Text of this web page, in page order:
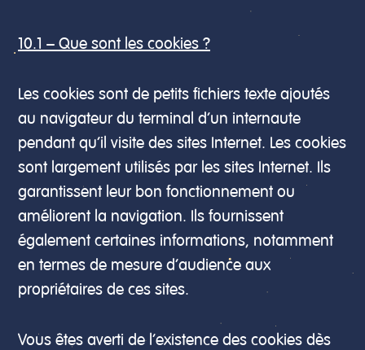
10.1 – Que sont les cookies ?
Les cookies sont de petits fichiers texte ajoutés
au navigateur du terminal d’un internaute
pendant qu’il visite des sites Internet. Les cookies
sont largement utilisés par les sites Internet. Ils
garantissent leur bon fonctionnement ou
améliorent la navigation. Ils fournissent
également certaines informations, notamment
en termes de mesure d’audience aux
propriétaires de ces sites.
Vous êtes averti de l’existence des cookies dès